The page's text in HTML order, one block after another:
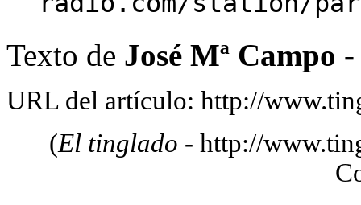
Texto de José Mª Campo
URL del artículo: http://
(El tinglado - http://